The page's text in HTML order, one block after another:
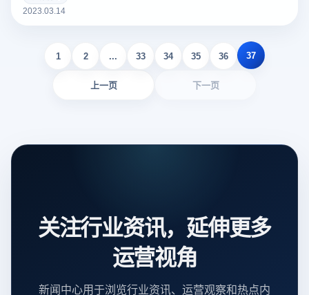
法？
2023.03.14
上一页
1 2 ... 33 34 35 36 37
下一页
关注行业资讯，延伸更多
运营视角
新闻中心用于浏览行业资讯、运营观察和热点内